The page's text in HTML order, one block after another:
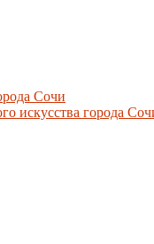
Сочи
искусства города